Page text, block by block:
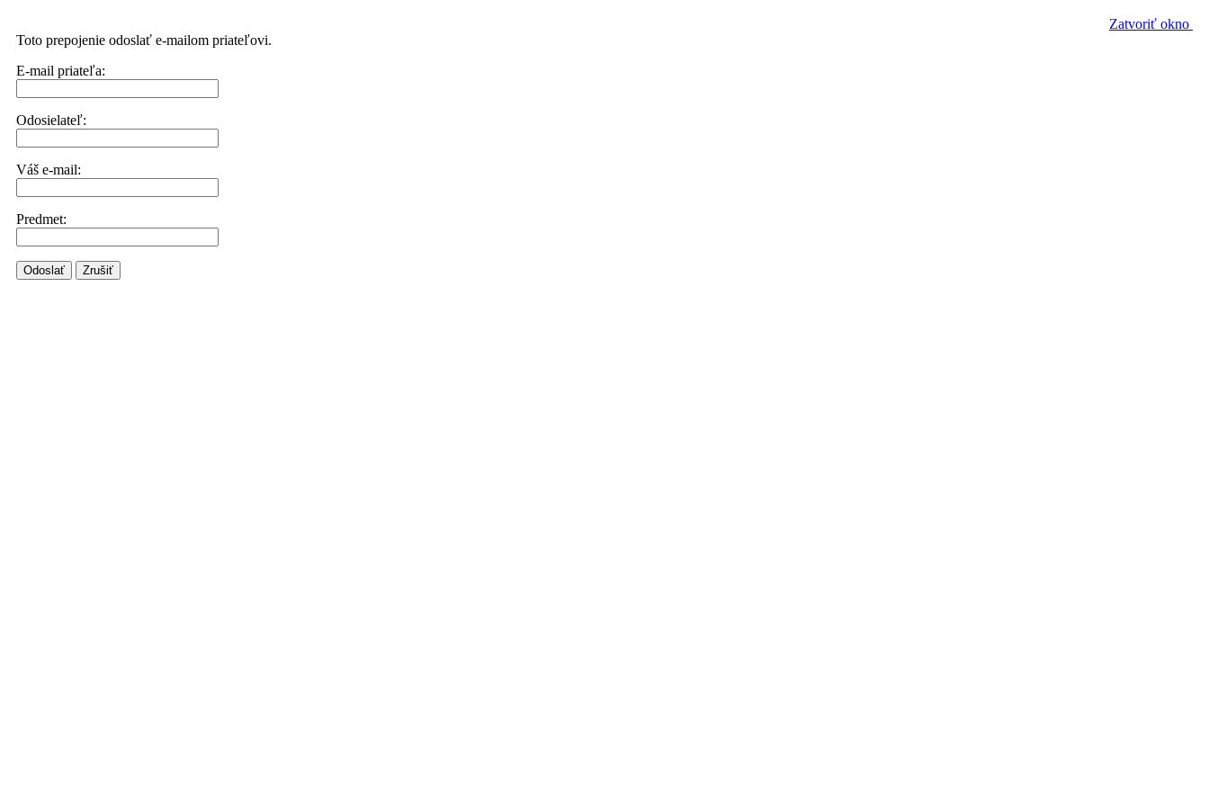
Zatvoriť okno
Toto prepojenie odoslať e-mailom priateľovi.
E-mail priateľa:
Odosielateľ:
Váš e-mail:
Predmet:
Odoslať Zrušiť